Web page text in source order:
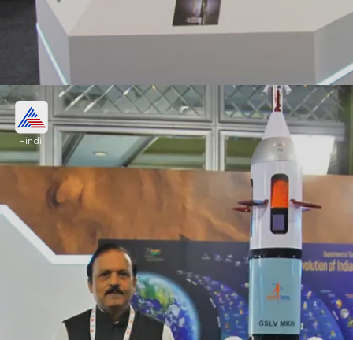
चंद्रयान-3 से 15 गुना ज्यादा है गगनयान मिशन का
बजट
भारत के गगनयान मिशन का बजट 9023 करोड़ रुपए है। वहीं,
चंद्रयान-3 मिशन का बजट महज 615 करोड़ रुपए था। यानी
चंद्रयान मिशन की तुलना में गगनयान मिशन की लागत 15 गुना
ज्यादा है।
Image credits: Getty
Hindi